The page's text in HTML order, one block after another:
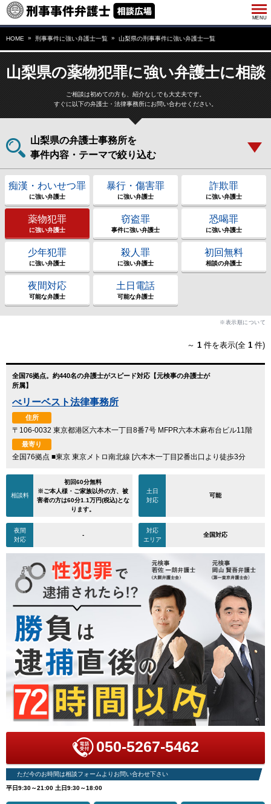
HOME 刑事事件に強い弁護士一覧 山梨県の刑事事件に強い弁護士一覧
山梨県の薬物犯罪に強い弁護士に相談
ご相談は初めての方も、紹介なしでも大丈夫です。
すぐに以下の弁護士・法律事務所にお問い合わせください。
山梨県の弁護士事務所を
事件内容・テーマで絞り込む
痴漢・わいせつ罪
に強い弁護士
暴行・傷害罪
に強い弁護士
詐欺罪
に強い弁護士
薬物犯罪
に強い弁護士
窃盗罪
事件に強い弁護士
恐喝罪
に強い弁護士
少年犯罪
に強い弁護士
殺人罪
に強い弁護士
初回無料
相談の弁護士
夜間対応
可能な弁護士
土日電話
可能な弁護士
※表示順について
～ 1 件を表示(全 1 件)
全国76拠点。約440名の弁護士がスピード対応【元検事の弁護士が
所属】
べリーベスト法律事務所
住所
〒106-0032 東京都港区六本木一丁目8番7号 MFPR六本木麻布台ビル11階
最寄り
全国76拠点 ■東京 東京メトロ南北線 [六本木一丁目]2番出口より徒歩3分
相談料
初回60分無料
※ご本人様・ご家族以外の方、被
害者の方は60分1.1万円(税込)とな
ります。
土日
対応
可能
夜間
対応
-
対応
エリア
全国対応
050-5267-5462
ただ今のお時間は相談フォームよりお問い合わせ下さい
平日9:30～21:00 土日9:30～18:00